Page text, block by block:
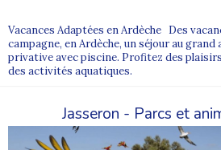
Vacances Adaptées en Ardèche Des
campagne, en Ardèche, un séjour au grand
privative avec piscine. Profitez des
des activités aquatiques.
Jasseron - Parcs et